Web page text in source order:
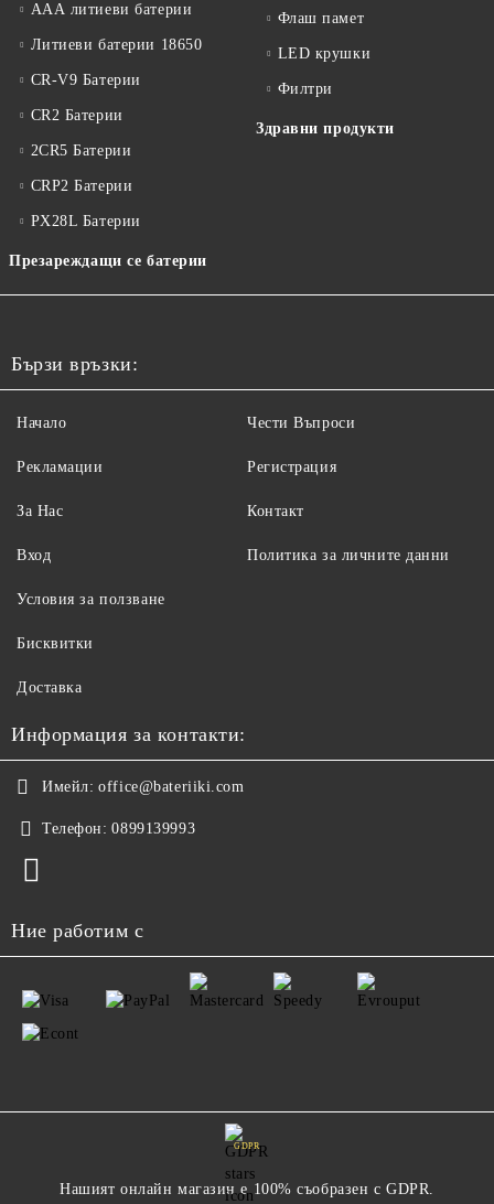
ААА литиеви батерии
Литиеви батерии 18650
CR-V9 Батерии
CR2 Батерии
2CR5 Батерии
CRP2 Батерии
PX28L Батерии
Презареждащи се батерии
Флаш памет
LED крушки
Филтри
Здравни продукти
Бързи връзки:
Начало
Рекламации
За Нас
Вход
Чести Въпроси
Регистрация
Контакт
Политика за личните данни
Условия за ползване
Бисквитки
Доставка
Информация за контакти:
Имейл: office@bateriiki.com
Телефон: 0899139993
Ние работим с
GDPR
Нашият онлайн магазин е 100% съобразен с GDPR.